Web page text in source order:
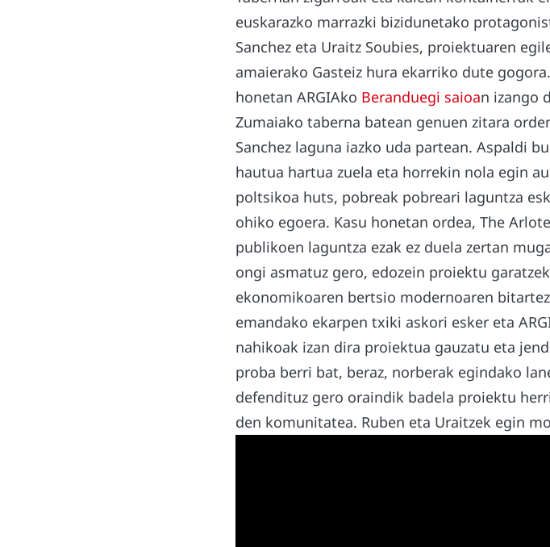
euskarazko marrazki bizidunetako
Sanchez eta Uraitz Soubies, proiektuaren
amaierako Gasteiz hura ekarriko dute
honetan ARGIAko Beranduegi saioan izango
Zumaiako taberna batean genuen zitara
Sanchez laguna iazko uda partean. Aspaldi
hautua hartua zuela eta horrekin nola egin
poltsikoa huts, pobreak pobreari laguntza
ohiko egoera. Kasu honetan ordea, The
publikoen laguntza ezak ez duela zertan
ongi asmatuz gero, edozein proiektu
ekonomikoaren bertsio modernoaren
emandako ekarpen txiki askori esker eta
nahikoak izan dira proiektua gauzatu eta
proba berri bat, beraz, norberak egindako
defendituz gero oraindik badela proiektu
den komunitatea. Ruben eta Uraitzek egin